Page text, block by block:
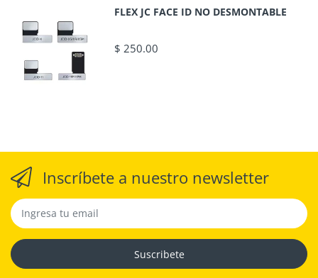
FLEX JC FACE ID NO DESMONTABLE
$ 250.00
Inscríbete a nuestro newsletter
Suscribete